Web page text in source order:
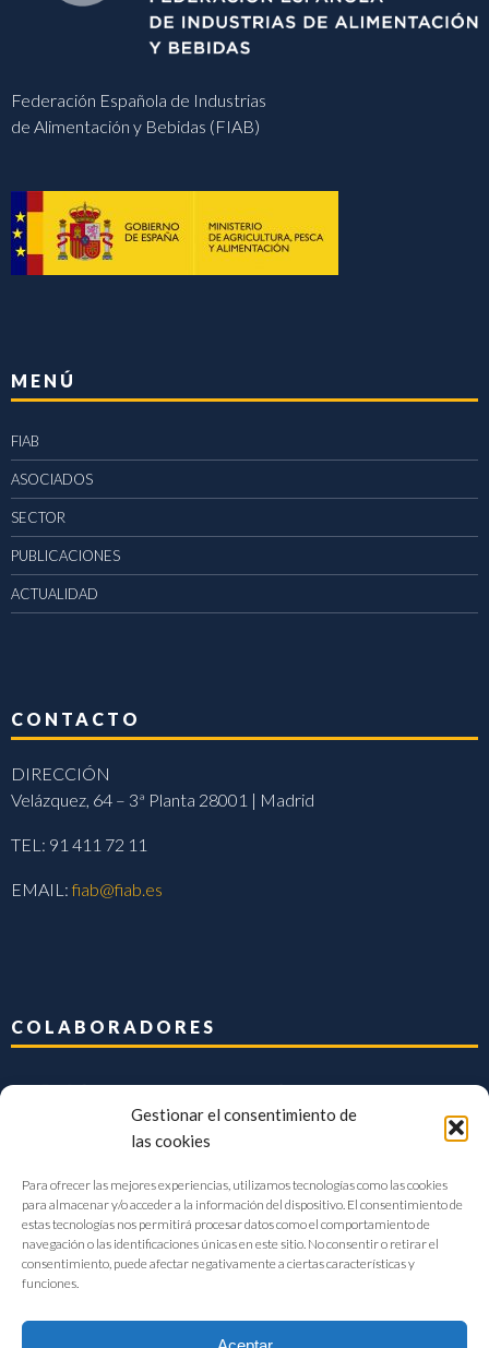
Gestionar el consentimiento de
las cookies
Para ofrecer las mejores experiencias, utilizamos tecnologías como las cookies
para almacenar y/o acceder a la información del dispositivo. El consentimiento de
estas tecnologías nos permitirá procesar datos como el comportamiento de
navegación o las identificaciones únicas en este sitio. No consentir o retirar el
consentimiento, puede afectar negativamente a ciertas características y
funciones.
Federación Española de Industrias
de Alimentación y Bebidas (FIAB)
MENÚ
FIAB
ASOCIADOS
SECTOR
PUBLICACIONES
ACTUALIDAD
CONTACTO
DIRECCIÓN
Velázquez, 64 – 3ª Planta 28001 | Madrid
TEL: 91 411 72 11
EMAIL:fiab@fiab.es
COLABORADORES